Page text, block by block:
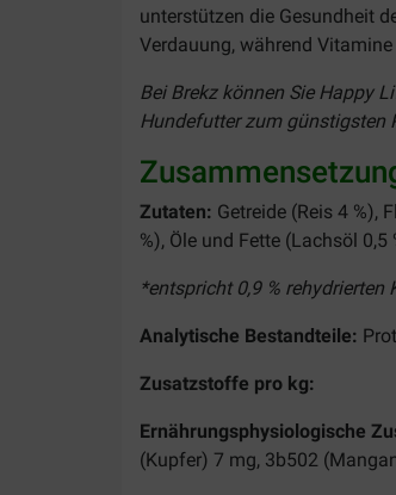
unterstützen die Gesundheit
Verdauung, während
Bei Brekz können Sie Happy
Hundefutter zum günstigsten
Zutaten: Getreide (Reis 4 %),
%), Öle und Fette (Lachsöl
*entspricht 0,9 % rehydrierten
Analytische Bestandteile:
Zusatzstoffe pro kg:
Ernährungsphysiologische
(Kupfer) 7 mg, 3b502